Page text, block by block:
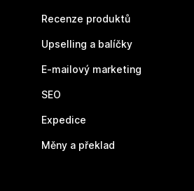
Recenze produktů
Upselling a balíčky
E-mailový marketing
SEO
Expedice
Měny a překlad